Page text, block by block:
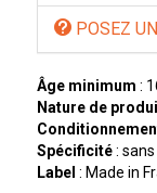
POSEZ
Âge minimum :
Nature de
Spécificité:
Label : Made in